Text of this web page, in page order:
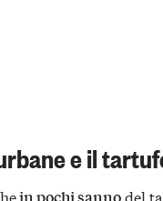
e il
in pochi sannodel